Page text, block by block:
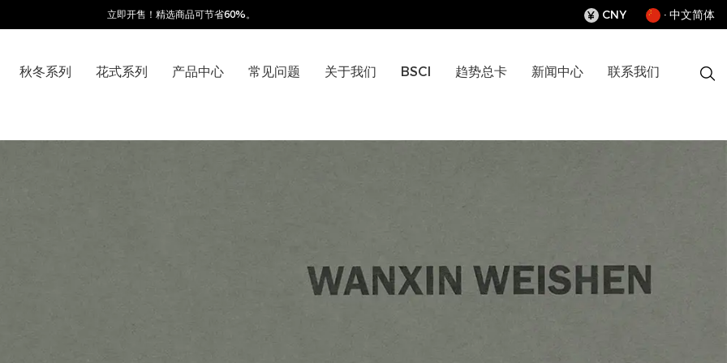
立即开售！精选商品可节省60%。 ¥ CNY · 中文简体
秋冬系列 花式系列 产品中心 常见问题 关于我们 BSCI 趋势总卡 新闻中心 联系我们